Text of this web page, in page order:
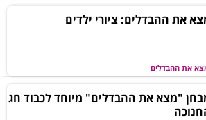
את ההבדלים
את ההבדלים: ציורי ילדים
"מצא את ההבדלים" מיוחד לכבוד חג